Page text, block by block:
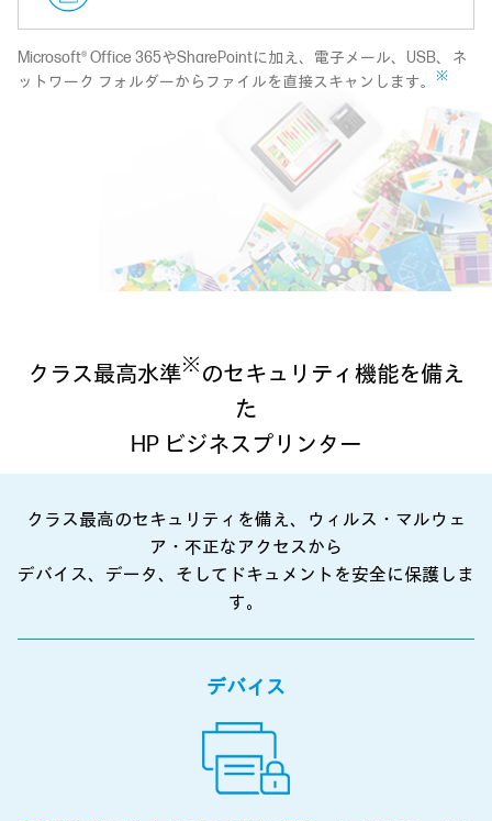
Microsoft® Office 365やSharePointに加え、電子メール、USB、ネ
ットワーク フォルダーからファイルを直接スキャンします。
※
クラス最高水準※ のセキュリティ機能を備え
た
HP ビジネスプリンター
クラス最高のセキュリティを備え、ウィルス・マルウェ
ア・不正なアクセスから
デバイス、データ、そしてドキュメントを安全に保護しま
す。
デバイス